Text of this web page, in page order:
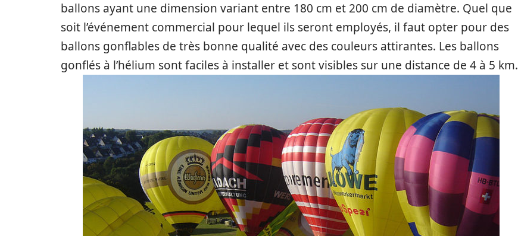
ballons ayant une dimension variant entre 180 cm et 200 cm de diamètre. Quel que
soit l’événement commercial pour lequel ils seront employés, il faut opter pour des
ballons gonflables de très bonne qualité avec des couleurs attirantes. Les ballons
gonflés à l’hélium sont faciles à installer et sont visibles sur une distance de 4 à 5 km.